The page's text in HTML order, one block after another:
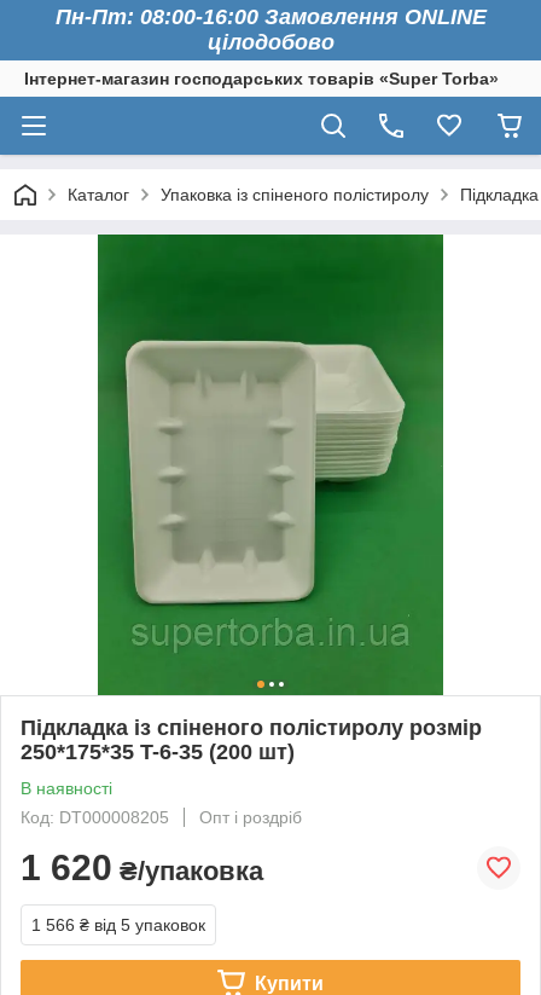
Пн-Пт: 08:00-16:00 Замовлення ONLINE
цілодобово
Інтернет-магазин господарських товарів «Super Torba»
Каталог Упаковка із спіненого полістиролу
Підкладка із спіненого полістиролу розмір
250*175*35 T-6-35 (200 шт)
В наявності
Код: DT000008205
Опт і роздріб
1 620 ₴/упаковка
1 566 ₴ від 5 упаковок
Купити